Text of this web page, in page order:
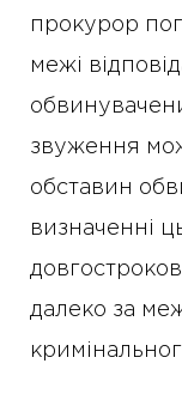
прокурор
межі
звуження
обставин
визначенні
далеко за